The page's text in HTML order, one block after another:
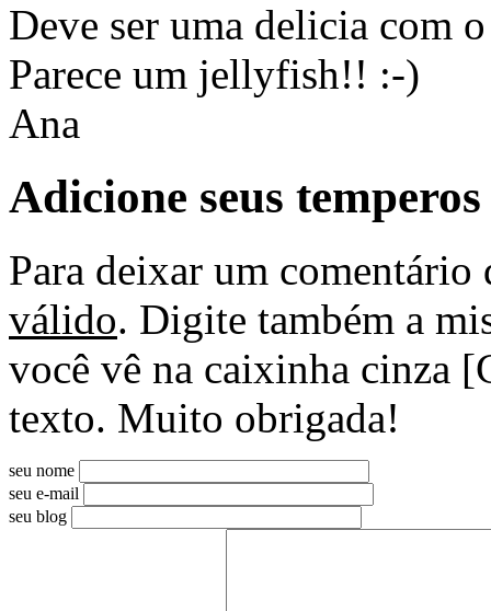
Deve ser uma delicia com
Parece um jellyfish!! :-)
Ana
Adicione seus temperos
Para deixar um
válido. Digite também a
você vê na caixinha cinza
texto. Muito obrigada!
seu nome
seu e-mail
seu blog